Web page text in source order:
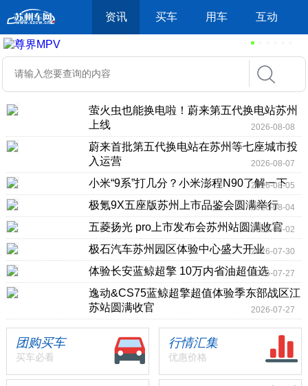
资讯 买车 用车 互动
萤火虫也能换电啦！蔚来第五代换电站苏州
上线
2026-08-08
蔚来首批第五代换电站在苏州等七座城市投
入运营
2026-08-07
小米“9系”打几分？小米澎程N90了解一下
2026-08-05
极氪9X五座版苏州上市品鉴会圆满举行
2026-08-04
五菱扬光 pro上市发布会苏州站圆满收官
2026-08-02
极石汽车苏州园区体验中心盛大开业2026-07-30
体验长安蓝鲸超擎 10万内省油超值选2026-07-27
逸动&CS75蓝鲸超擎超值体验季东部战区江
苏站圆满收官
2026-07-27
团购买车
买车必看
行情汇集
优惠价格